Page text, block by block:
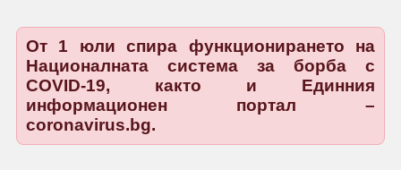
От 1 юли спира функционирането на
Националната система за борба с
COVID-19, както и Единния
информационен портал –
coronavirus.bg.